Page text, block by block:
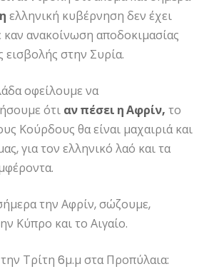
ελληνική κυβέρνηση δεν έχει
καν ανακοίνωση αποδοκιμασίας
εισβολής στην Συρία.
οφείλουμε να
ότι αν πέσει η Αφρίν, το
Κούρδους θα είναι μαχαιριά και
για τον ελληνικό λαό και τα
την Αφρίν, σώζουμε,
Κύπρο και το Αιγαίο.
Τρίτη 6μ.μ στα Προπύλαια: